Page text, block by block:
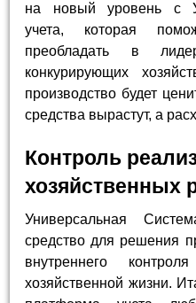
на новый уровень с
учета, которая
преобладать в
конкурирующих
производство будет
средства вырастут, а
Контроль
хозяйственных
Универсальная
средство для решения
внутреннего
хозяйственной жизни.